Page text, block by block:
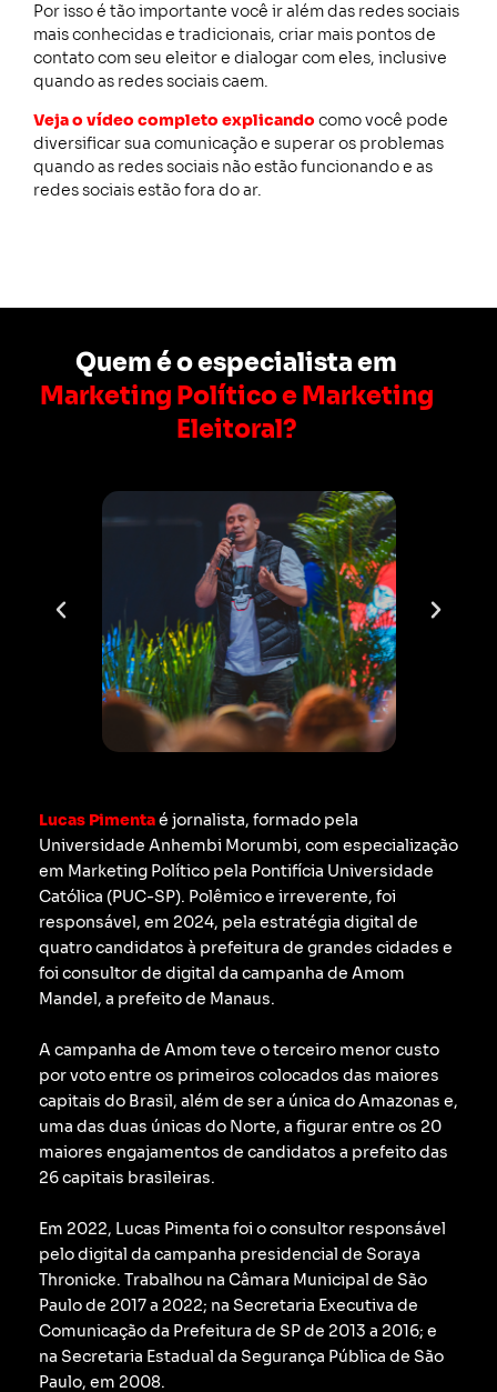
Por isso é tão importante você ir além das redes sociais
mais conhecidas e tradicionais, criar mais pontos de
contato com seu eleitor e dialogar com eles, inclusive
quando as redes sociais caem.
Veja o vídeo completo explicando como você pode
diversificar sua comunicação e superar os problemas
quando as redes sociais não estão funcionando e as
redes sociais estão fora do ar.
Quem é o especialista em
Marketing Político e Marketing
Eleitoral?
Lucas Pimentaé jornalista, formado pela
Universidade Anhembi Morumbi, com especialização
em Marketing Político pela Pontifícia Universidade
Católica (PUC-SP). Polêmico e irreverente, foi
responsável, em 2024, pela estratégia digital de
quatro candidatos à prefeitura de grandes cidades e
foi consultor de digital da campanha de Amom
Mandel, a prefeito de Manaus.
A campanha de Amom teve o terceiro menor custo
por voto entre os primeiros colocados das maiores
capitais do Brasil, além de ser a única do Amazonas e,
uma das duas únicas do Norte, a figurar entre os 20
maiores engajamentos de candidatos a prefeito das
26 capitais brasileiras.
Em 2022, Lucas Pimenta foi o consultor responsável
pelo digital da campanha presidencial de Soraya
Thronicke. Trabalhou na Câmara Municipal de São
Paulo de 2017 a 2022; na Secretaria Executiva de
Comunicação da Prefeitura de SP de 2013 a 2016; e
na Secretaria Estadual da Segurança Pública de São
Paulo, em 2008.